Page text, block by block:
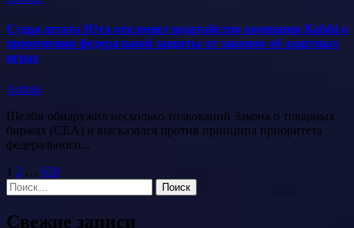
Судья штата Юта отклонил ходатайство компании Kalshi о
применении федеральной защиты от законов об азартных
играх
Admin
Шелби обнаружил несколько толкований Закона о товарных
биржах (CEA) и высказался против принципа приоритета
федерального...
Пагинация
записей
1 2 … 630
Найти:
Свежие записи